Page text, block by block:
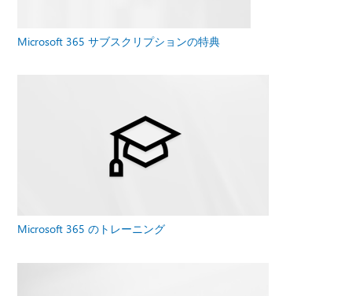
Microsoft 365 サブスクリプションの特典
Microsoft 365 のトレーニング